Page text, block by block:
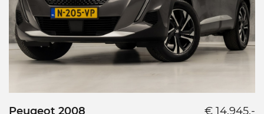
Peugeot 2008 € 14.945,-